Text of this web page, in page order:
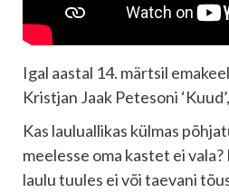
Igal aastal 14. märtsil
Kristjan Jaak Petesoni
Kas lauluallikas külmas
meelesse oma kastet ei vala?
laulu tuules ei või taevani